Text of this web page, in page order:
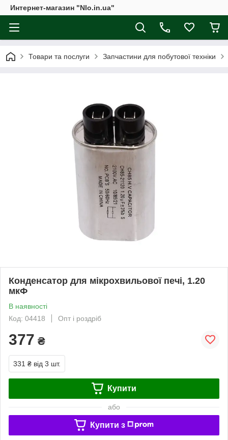
Интернет-магазин "Nlo.in.ua"
Товари та послуги Запчастини для побутової техніки
Конденсатор для мікрохвильової печі, 1.20
мкФ
В наявності
Код: 04418
Опт і роздріб
377 ₴
331 ₴ від 3 шт.
Купити
або
Купити з